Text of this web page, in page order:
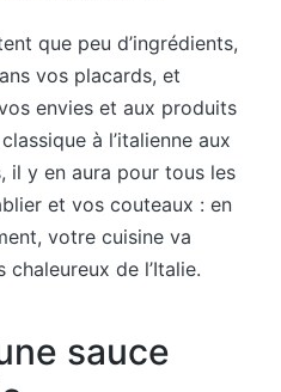
que peu d’ingrédients,
vos placards, et
envies et aux produits
à l’italienne aux
il y en aura pour tous les
et vos couteaux : en
votre cuisine va
chaleureux de l’Italie.
sauce